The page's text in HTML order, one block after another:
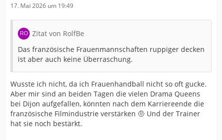
17. Mai 2026 um 19:49
Zitat von RolfBe
Das französische Frauenmannschaften ruppiger decken
ist aber auch keine Überraschung.
Wusste ich nicht, da ich Frauenhandball nicht so oft gucke.
Aber mir sind an beiden Tagen die vielen Drama Queens
bei Dijon aufgefallen, könnten nach dem Karriereende die
französische Filmindustrie verstärken 🤨 Und der Trainer
hat sie noch bestärkt.